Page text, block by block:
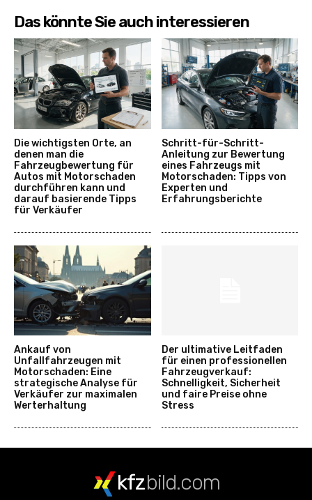
Das könnte Sie auch interessieren
Die wichtigsten Orte, an
denen man die
Fahrzeugbewertung für
Autos mit Motorschaden
durchführen kann und
darauf basierende Tipps
für Verkäufer
Schritt-für-Schritt-
Anleitung zur Bewertung
eines Fahrzeugs mit
Motorschaden: Tipps von
Experten und
Erfahrungsberichte
Ankauf von
Unfallfahrzeugen mit
Motorschaden: Eine
strategische Analyse für
Verkäufer zur maximalen
Werterhaltung
Der ultimative Leitfaden
für einen professionellen
Fahrzeugverkauf:
Schnelligkeit, Sicherheit
und faire Preise ohne
Stress
kfzbild.com